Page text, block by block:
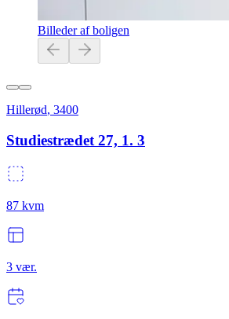
Billeder af boligen
Hillerød, 3400
Studiestrædet 27, 1. 3
87 kvm
3 vær.